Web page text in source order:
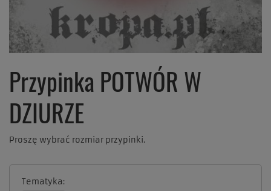
Przypinka POTWÓR W
DZIURZE
Proszę wybrać rozmiar przypinki.
Tematyka